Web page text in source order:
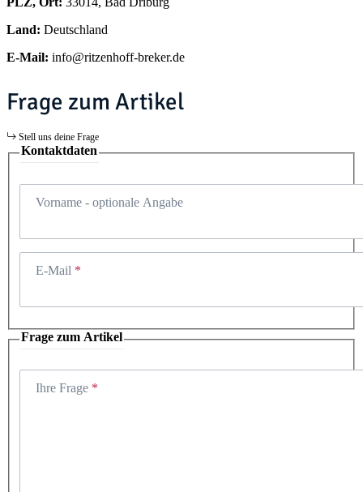
Land: Deutschland
E-Mail: info@ritzenhoff-breker.de
Frage zum Artikel
Stell uns deine Frage
Kontaktdaten
Vorname - optionale Angabe
E-Mail
Frage zum Artikel
Ihre Frage